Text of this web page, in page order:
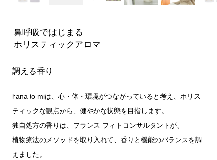
鼻呼吸ではじまる
ホリスティックアロマ
調える香り
hana to miは、心・体・環境がつながっていると考え、ホリス
ティックな観点から、健やかな状態を目指します。
独自処方の香りは、フランス フィトコンサルタントが、
植物療法のメソッドを取り入れて、香りと機能のバランスを調
えました。